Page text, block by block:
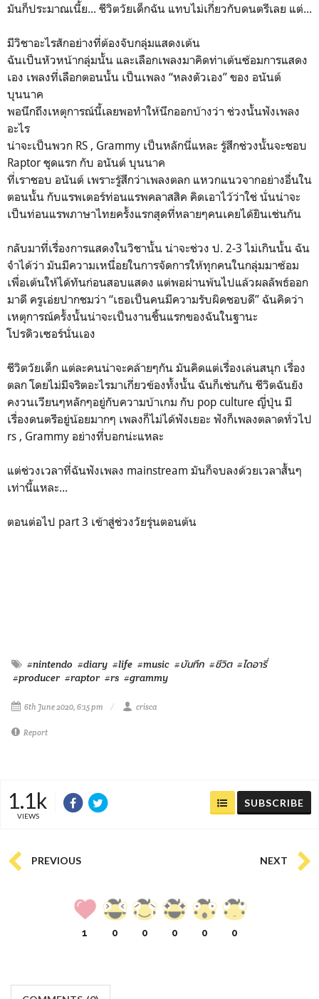
มันก็ประมาณเนี้ย... ชีวิตวัยเด็กฉัน แทบไม่เกี่ยวกับดนตรีเลย แต่...
มีวิชาอะไรสักอย่างที่ต้องจับกลุ่มแสดงเต้น
ฉันเป็นหัวหน้ากลุ่มนั้น และเลือกเพลงมาคิดท่าเต้นซ้อมการแสดง
เอง เพลงที่เลือกตอนนั้น เป็นเพลง “หลงตัวเอง” ของ อนันต์
บุนนาค
พอนึกถึงเหตุการณ์นี้เลยพอทำให้นึกออกบ้างว่า ช่วงนั้นฟังเพลง
อะไร
น่าจะเป็นพวก RS , Grammy เป็นหลักนี่แหละ รู้สึกช่วงนั้นจะชอบ
Raptor ชุดแรก กับ อนันต์ บุนนาค
ที่เราชอบ อนันต์ เพราะรู้สึกว่าเพลงตลก แหวกแนวจากอย่างอื่นใน
ตอนนั้น กับแรพเตอร์ท่อนแรพคลาสสิค คิดเอาไว้ว่าใช่ นั่นน่าจะ
เป็นท่อนแรพภาษาไทยครั้งแรกสุดที่หลายๆคนเคยได้ยินเช่นกัน
กลับมาที่เรื่องการแสดงในวิชานั้น น่าจะช่วง ป. 2-3 ไม่เกินนั้น ฉัน
จำได้ว่า มันมีความเหนื่อยในการจัดการให้ทุกคนในกลุ่มมาซ้อม
เพื่อเต้นให้ได้ทันก่อนสอบแสดง แต่พอผ่านพ้นไปแล้วผลลัพธ์ออก
มาดี ครูเอ่ยปากชมว่า “เธอเป็นคนมีความรับผิดชอบดี” ฉันคิดว่า
เหตุการณ์ครั้งนั้นน่าจะเป็นงานชิ้นแรกของฉันในฐานะ
โปรดิวเซอร์นั่นเอง
ชีวิตวัยเด็ก แต่ละคนน่าจะคล้ายๆกัน มันคิดแต่เรื่องเล่นสนุก เรื่อง
ตลก โดยไม่มีจริตอะไรมาเกี่ยวข้องทั้งนั้น ฉันก็เช่นกัน ชีวิตฉันยัง
คงวนเวียนๆหลักๆอยู่กับความบ้าเกม กับ pop culture ญี่ปุ่น มี
เรื่องดนตรีอยู่น้อยมากๆ เพลงก็ไม่ได้ฟังเยอะ ฟังก็เพลงตลาดทั่วไป
rs , Grammy อย่างที่บอกน่ะแหละ
แต่ช่วงเวลาที่ฉันฟังเพลง mainstream มันก็จบลงด้วยเวลาสั้นๆ
เท่านี้แหละ...
ตอนต่อไป part 3 เข้าสู่ช่วงวัยรุ่นตอนต้น
#nintendo #diary #life #music #บันทึก #ชีวิต #ไดอารี่
#producer #raptor #rs #grammy
6th June 2020, 6:15 pm crisca
Report
1.1k
VIEWS
SUBSCRIBE
PREVIOUS NEXT
1 0 0 0 0 0